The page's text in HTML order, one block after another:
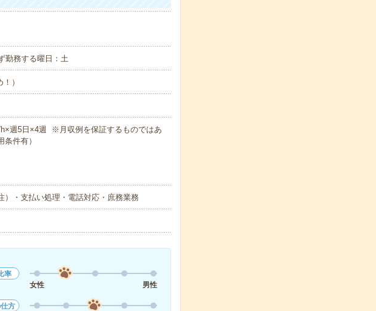
勤務する曜日：土
）
週5日×4週 ※月収例を保証するものではあ
件有）
）・支払い処理・電話対応・庶務業務
率
女性
男性
方